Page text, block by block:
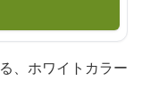
、ホワイトカラー